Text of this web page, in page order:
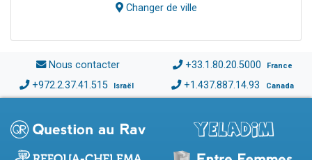
Changer de ville
Nous contacter +33.1.80.20.5000 France
+972.2.37.41.515 Israël +1.437.887.14.93 Canada